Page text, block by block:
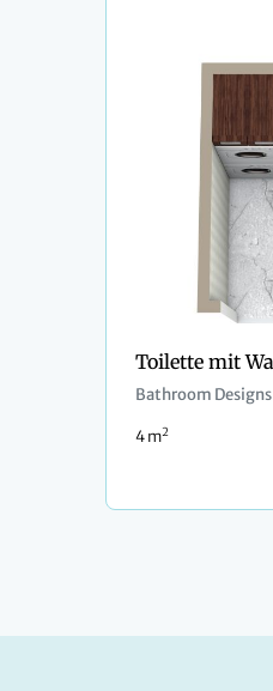
Bathroom Designs
4 m2